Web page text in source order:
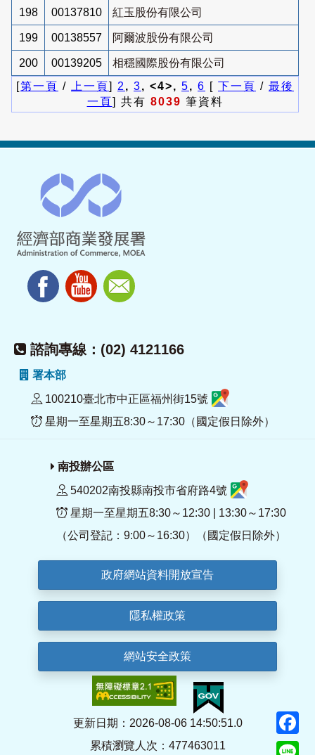
198 00137810 紅玉股份有限公司
199 00138557 阿爾波股份有限公司
200 00139205
相穩國際股份有限公司
[第一頁 / 上一頁] 2 , 3, <4>, 5, 6 [ 下一頁 / 最後
一頁] 共有 8039 筆資料
諮詢專線：(02) 4121166
署本部
100210臺北市中正區福州街15號
星期一至星期五8:30～17:30（國定假日除外）
南投辦公區
540202南投縣南投市省府路4號
星期一至星期五8:30～12:30 | 13:30～17:30
（公司登記：9:00～16:30）（國定假日除外）
政府網站資料開放宣告
隱私權政策
網站安全政策
更新日期：2026-08-06 14:50:51.0
累積瀏覽人次：477463011